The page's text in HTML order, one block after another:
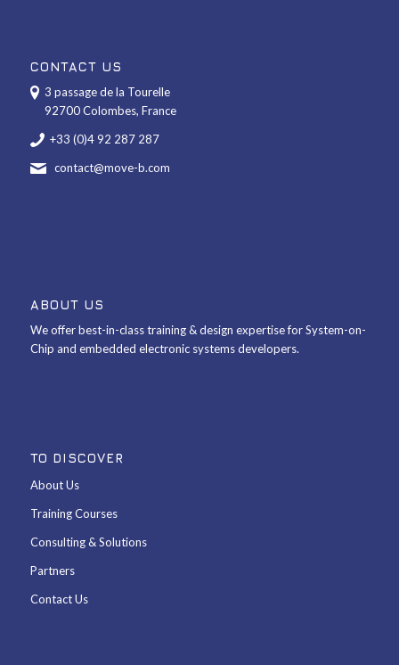
CONTACT US
3 passage de la Tourelle
92700 Colombes, France
+33 (0)4 92 287 287
contact@move-b.com
ABOUT US
We offer best-in-class training & design expertise for System-on-
Chip and embedded electronic systems developers.
TO DISCOVER
About Us
Training Courses
Consulting & Solutions
Partners
Contact Us